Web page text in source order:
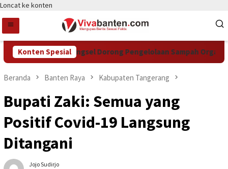
Loncat ke konten
Konten Spesial
DCKTR Tangsel Dorong Pengelolaan Sampah Organik
Beranda Banten Raya Kabupaten Tangerang
Bupati Zaki: Semua yang
Positif Covid-19 Langsung
Ditangani
Jojo Sudirjo